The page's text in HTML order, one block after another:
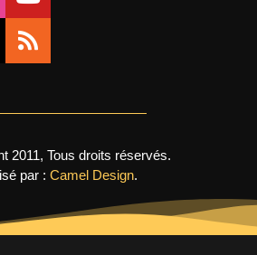
2011, Tous droits réservés.
par : Camel Design.